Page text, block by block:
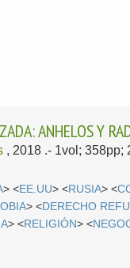
ANHELOS Y
, 2018 .- 1vol; 358pp;
> <EE.UU> <RUSIA> <
> <DERECHO
> <RELIGIÓN> <